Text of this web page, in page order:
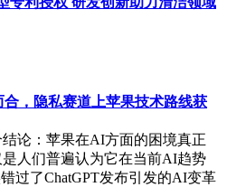
，隐私赛道上苹果技术路线获
论：苹果在AI方面的困境真正
人们普遍认为它在当前AI趋势
过了ChatGPT发布引发的AI变革